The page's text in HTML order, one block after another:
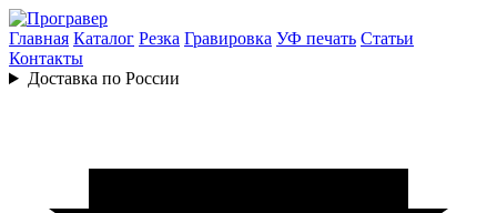
Главная Каталог Резка Гравировка УФ печать Статьи
Контакты
Доставка по России